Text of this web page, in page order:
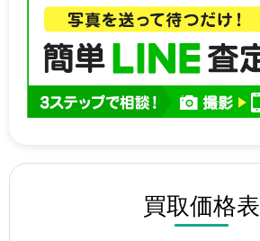
買取価格表